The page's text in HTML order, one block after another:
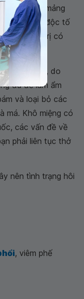
của các mảng
xuất ra các độc tố
được điều trị có
hôi miệng , do
đủ để làm ẩm
và loại bỏ các
má. Khô miệng có
các vấn đề về
phải liên tục thở
nên tình trạng hôi
, viêm phế